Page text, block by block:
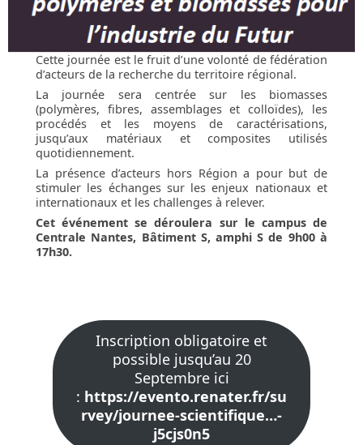
Cette journée est le fruit d’une volonté de fédération
d’acteurs de la recherche du territoire régional.
La journée sera centrée sur les biomasses
(polymères, fibres, assemblages et colloïdes), les
procédés et les moyens de caractérisations,
jusqu’aux matériaux et composites utilisés
quotidiennement.
La présence d’acteurs hors Région a pour but de
stimuler les échanges sur les enjeux nationaux et
internationaux et les challenges à relever.
Cet événement se déroulera sur le campus de
Centrale Nantes, Bâtiment S, amphi S de 9h00 à
17h30.
Inscription obligatoire et
possible jusqu’au 20
Septembre ici
: https://evento.renater.fr/su
rvey/journee-scientifique…-
j5cjs0n5